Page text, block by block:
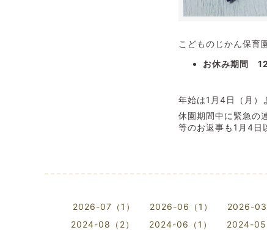
こどものじかん保育
お休み期間 12
年始は1月4日（月）
休園期間中に緊急の
等のお返事も1月4日
2026-07（1） 2026-06（1） 2026-03
2024-08（2）
2024-06（1） 2024-05